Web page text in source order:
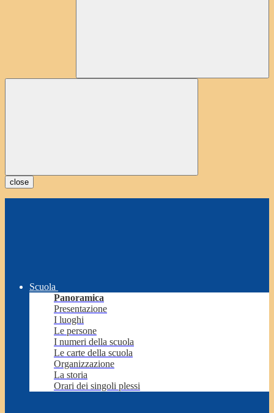
close
Scuola
Panoramica
Presentazione
I luoghi
Le persone
I numeri della scuola
Le carte della scuola
Organizzazione
La storia
Orari dei singoli plessi